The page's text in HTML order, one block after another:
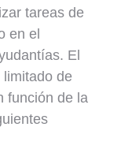
tareas de
en el
El
de
función de la